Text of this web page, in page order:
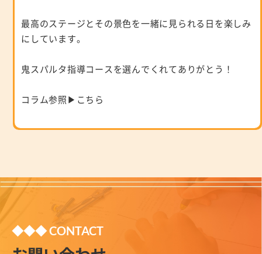
最高のステージとその景色を一緒に見られる日を楽しみ
にしています。
鬼スパルタ指導コースを選んでくれてありがとう！
コラム参照▶ こちら
◆◆◆ CONTACT